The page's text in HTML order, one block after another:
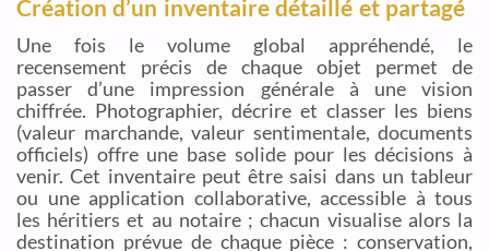
Création d’un inventaire détaillé et partagé
Une fois le volume global appréhendé, le
recensement précis de chaque objet permet de
passer d’une impression générale à une vision
chiffrée. Photographier, décrire et classer les biens
(valeur marchande, valeur sentimentale, documents
officiels) offre une base solide pour les décisions à
venir. Cet inventaire peut être saisi dans un tableur
ou une application collaborative, accessible à tous
les héritiers et au notaire ; chacun visualise alors la
destination prévue de chaque pièce : conservation,